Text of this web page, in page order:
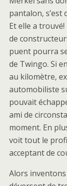
pantalon, s’est
Et elle a trouvé!
de
puent pourra
de Twingo. Si
au kilomètre,
automobiliste
pouvait
ami de
moment. En
voit tout le
acceptant de
Alors